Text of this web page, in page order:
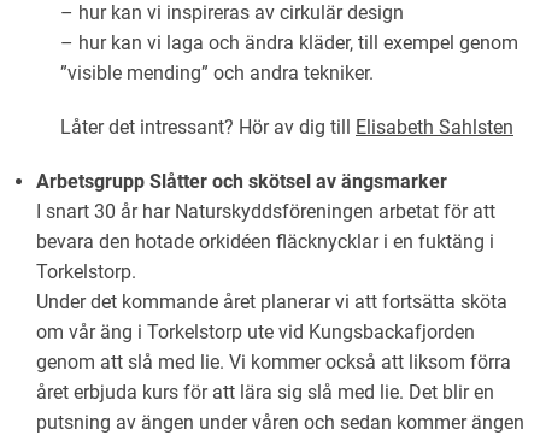
– hur kan vi inspireras av cirkulär design
– hur kan vi laga och ändra kläder, till exempel genom
”visible mending” och andra tekniker.
Låter det intressant? Hör av dig till Elisabeth Sahlsten
Arbetsgrupp Slåtter och skötsel av ängsmarker
I snart 30 år har Naturskyddsföreningen arbetat för att
bevara den hotade orkidéen fläcknycklar i en fuktäng i
Torkelstorp.
Under det kommande året planerar vi att fortsätta sköta
om vår äng i Torkelstorp ute vid Kungsbackafjorden
genom att slå med lie. Vi kommer också att liksom förra
året erbjuda kurs för att lära sig slå med lie. Det blir en
putsning av ängen under våren och sedan kommer ängen